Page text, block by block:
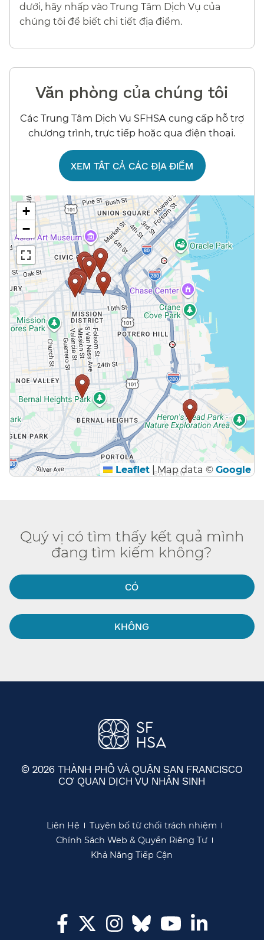
dưới, hãy nhấp vào Trung Tâm Dịch Vụ của
chúng tôi để biết chi tiết địa điểm.​​
Văn phòng của chúng tôi​​
Các Trung Tâm Dịch Vụ SFHSA cung cấp hỗ trợ
chương trình, trực tiếp hoặc qua điện thoại.​​
XEM TẤT CẢ CÁC ĐỊA ĐIỂM​​
+
−
Leaflet |Map data © Google
Quý vị có tìm thấy kết quả mình
đang tìm kiếm không?​​
CÓ​​
KHÔNG​​
© 2026 THÀNH PHỐ VÀ QUẬN SAN FRANCISCO
CƠ QUAN DỊCH VỤ NHÂN SINH
Liên Hệ​​
Tuyên bố từ chối trách nhiệm​​
Chính Sách Web & Quyền Riêng Tư​​
Khả Năng Tiếp Cận​​